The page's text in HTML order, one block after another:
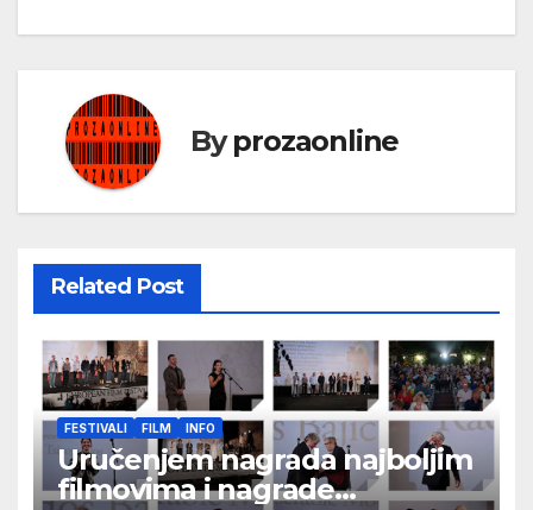
Byprozaonline
Related Post
FESTIVALI FILM INFO
Uručenjem nagrada najboljim
filmovima i nagrade